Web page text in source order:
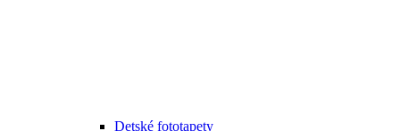
Detské fototapety